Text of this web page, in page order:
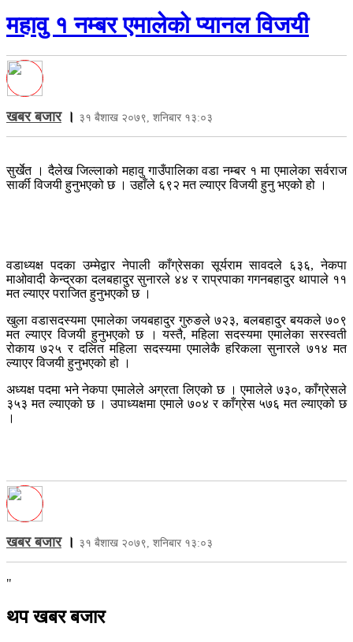
महावु १ नम्बर एमालेको प्यानल विजयी
खबर बजार। ३१ बैशाख २०७९, शनिबार १३:०३
सुर्खेत । दैलेख जिल्लाको महावु गाउँपालिका वडा नम्बर १ मा एमालेका सर्वराज
सार्की विजयी हुनुभएको छ । उहाँले ६९२ मत ल्याएर विजयी हुनु भएको हो ।
वडाध्यक्ष पदका उम्मेद्वार नेपाली काँग्रेसका सूर्यराम सावदले ६३६, नेकपा
माओवादी केन्द्रका दलबहादुर सुनारले ४४ र राप्रपाका गगनबहादुर थापाले ११
मत ल्याएर पराजित हुनुभएको छ ।
खुला वडासदस्यमा एमालेका जयबहादुर गुरुङले ७२३, बलबहादुर बयकले ७०९
मत ल्याएर विजयी हुनुभएको छ । यस्तै, महिला सदस्यमा एमालेका सरस्वती
रोकाय ७२५ र दलित महिला सदस्यमा एमालेकै हरिकला सुनारले ७१४ मत
ल्याएर विजयी हुनुभएको हो ।
अध्यक्ष पदमा भने नेकपा एमालेले अग्रता लिएको छ । एमालेले ७३०, काँग्रेसले
३५३ मत ल्याएको छ । उपाध्यक्षमा एमाले ७०४ र काँग्रेस ५७६ मत ल्याएको छ
।
खबर बजार। ३१ बैशाख २०७९, शनिबार १३:०३
"
थप खबर बजार